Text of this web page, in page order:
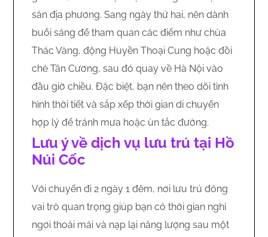
sản địa phương. Sang ngày thứ hai, nên dành
buổi sáng để tham quan các điểm như chùa
Thác Vàng, động Huyền Thoại Cung hoặc đồi
chè Tân Cương, sau đó quay về Hà Nội vào
đầu giờ chiều. Đặc biệt, bạn nên theo dõi tình
hình thời tiết và sắp xếp thời gian di chuyển
hợp lý để tránh mưa hoặc ùn tắc đường.
Lưu ý về dịch vụ lưu trú tại Hồ
Núi Cốc
Với chuyến đi 2 ngày 1 đêm, nơi lưu trú đóng
vai trò quan trọng giúp bạn có thời gian nghỉ
ngơi thoải mái và nạp lại năng lượng sau một